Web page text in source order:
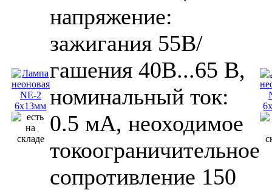
напряжение:
зажигания 55В/
гашения 40В...65 В,
номинальный ток:
0.5 мА, неоходимое
токоограничительное
сопротивление 150